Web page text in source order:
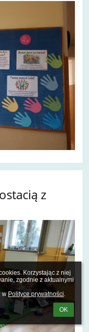
Korzystając z niej
zgodnie z aktualnymi
w Polityce prywatności.
OK
z